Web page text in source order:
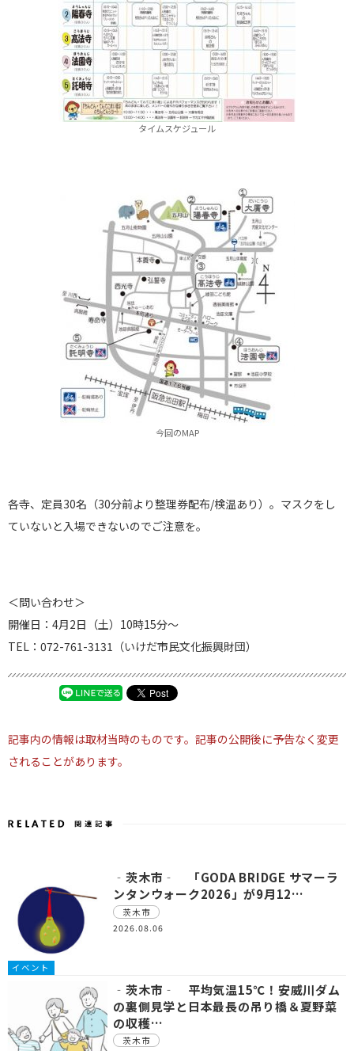
タイムスケジュール
今回のMAP
各寺、定員30名（30分前より整理券配布/検温あり）。マスクをし
ていないと入場できないのでご注意を。
＜問い合わせ＞
開催日：4月2日（土）10時15分～
TEL：072-761-3131（いけだ市民文化振興財団）
記事内の情報は取材当時のものです。記事の公開後に予告なく変更
されることがあります。
イベント
‐茨木市‐ 「GODA BRIDGE サマーラ
ンタンウォーク2026」が9月12…
茨木市
2026.08.06
‐茨木市‐ 平均気温15℃！安威川ダム
の裏側見学と日本最長の吊り橋＆夏野菜
の収穫…
茨木市